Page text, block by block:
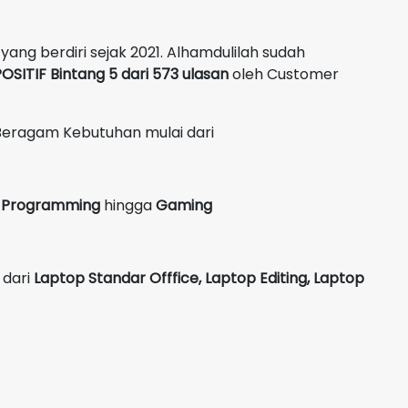
berdiri sejak 2021. Alhamdulilah sudah
Bintang 5 dari 573 ulasanoleh Customer
Kebutuhan mulai dari
Programming hinggaGaming
Laptop Standar Offfice, Laptop Editing, Laptop